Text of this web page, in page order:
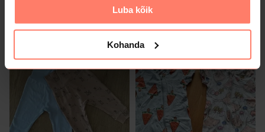
Luba kõik
Kohanda
74/80 5 €
Reima